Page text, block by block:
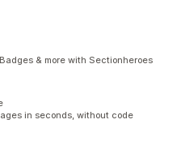
& more with Sectionheroes
in seconds, without code